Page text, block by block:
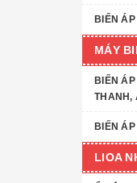
BIẾN
MÁY
BIẾN
THANH,
BIẾN
LIOA